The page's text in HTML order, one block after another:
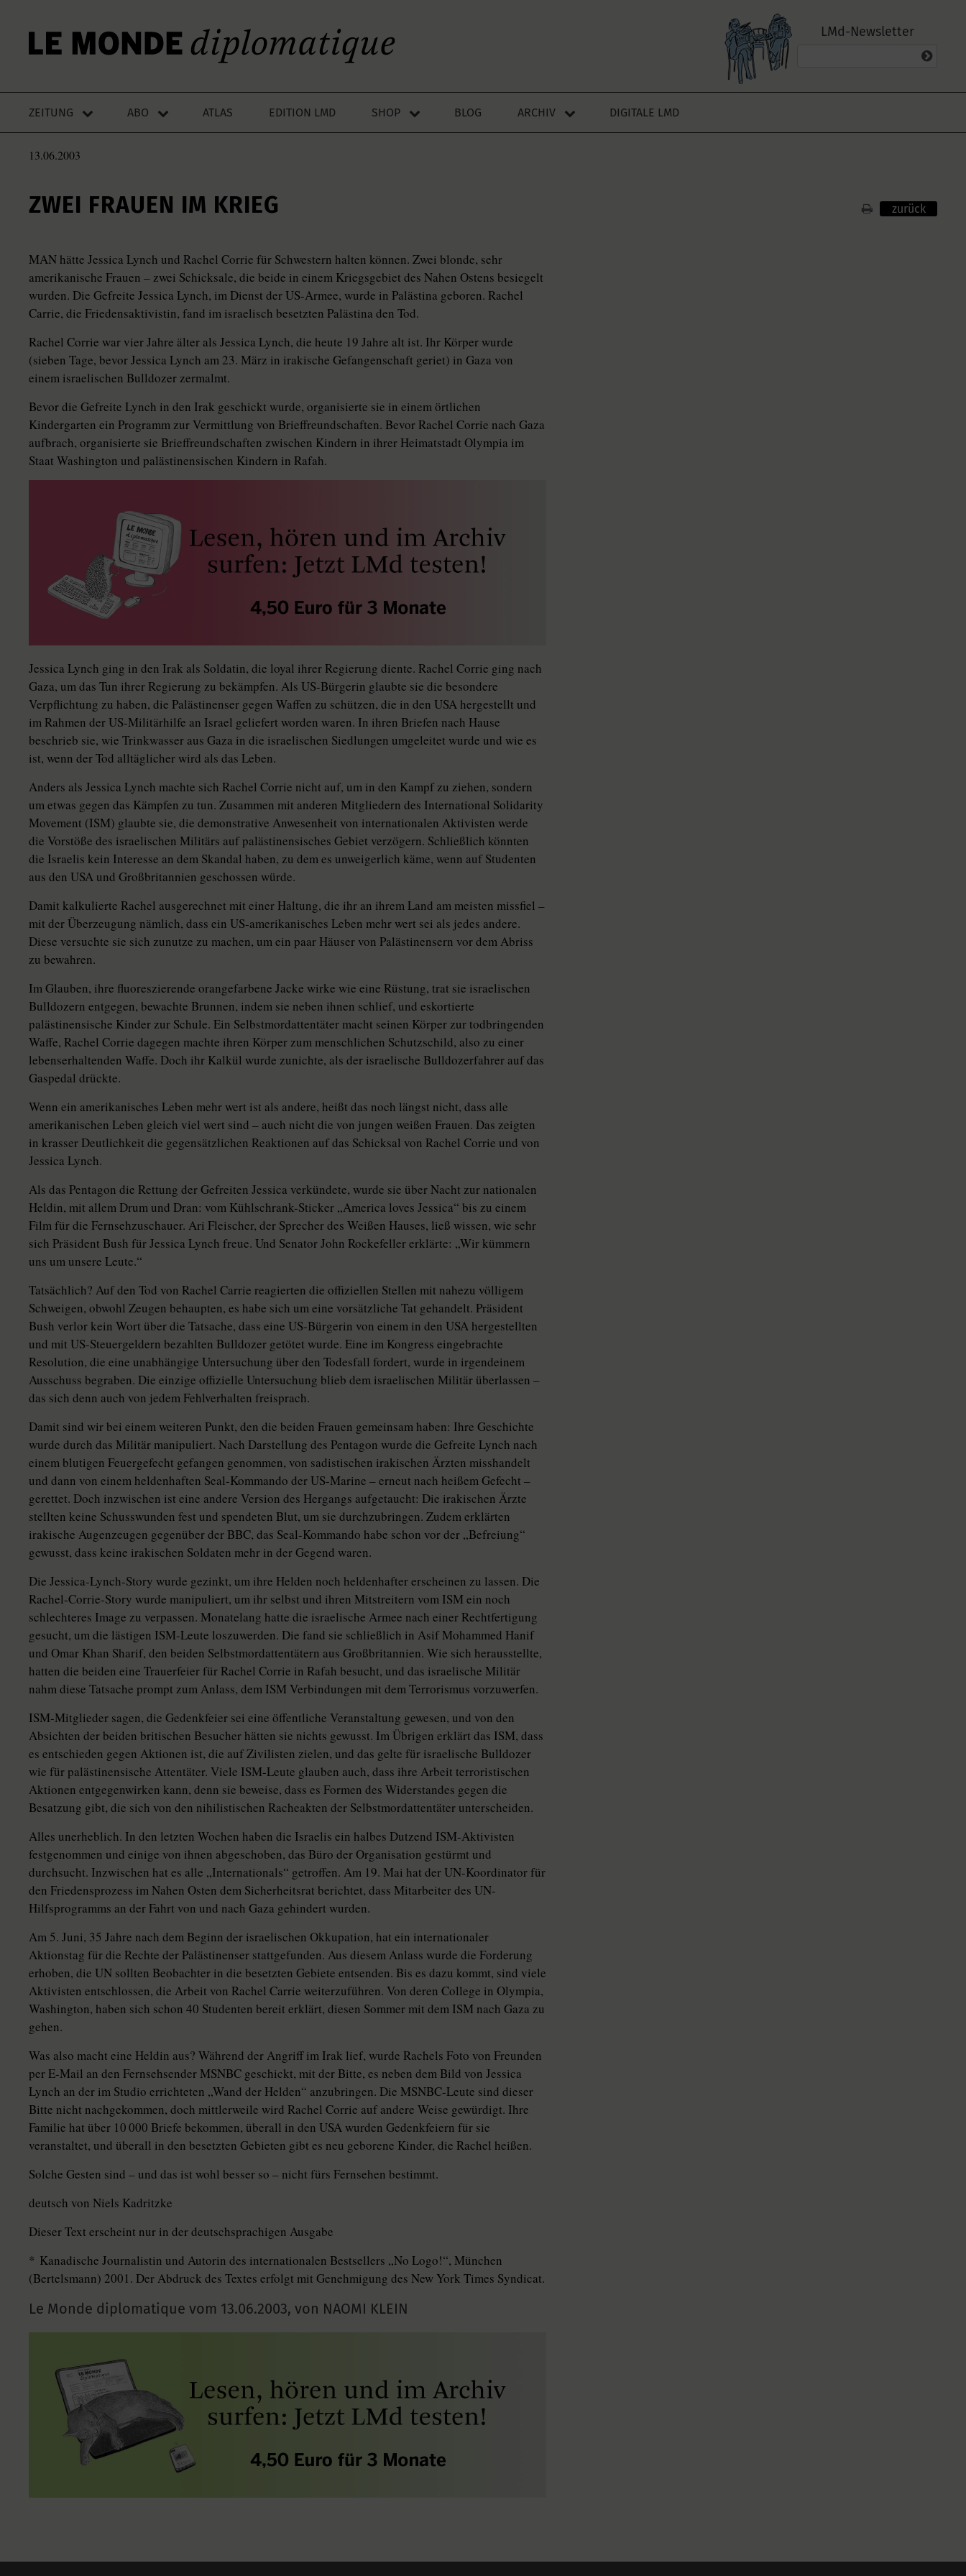
LMd-Newsletter
ZEITUNG ABO ATLAS EDITION LMD SHOP BLOG ARCHIV DIGITALE LMD
13.06.2003
ZWEI FRAUEN IM KRIEG zurück
MAN hätte Jessica Lynch und Rachel Corrie für Schwestern halten können. Zwei blonde, sehr
amerikanische Frauen – zwei Schicksale, die beide in einem Kriegsgebiet des Nahen Ostens besiegelt
wurden. Die Gefreite Jessica Lynch, im Dienst der US-Armee, wurde in Palästina geboren. Rachel
Carrie, die Friedensaktivistin, fand im israelisch besetzten Palästina den Tod.
Rachel Corrie war vier Jahre älter als Jessica Lynch, die heute 19 Jahre alt ist. Ihr Körper wurde
(sieben Tage, bevor Jessica Lynch am 23. März in irakische Gefangenschaft geriet) in Gaza von
einem israelischen Bulldozer zermalmt.
Bevor die Gefreite Lynch in den Irak geschickt wurde, organisierte sie in einem örtlichen
Kindergarten ein Programm zur Vermittlung von Brieffreundschaften. Bevor Rachel Corrie nach Gaza
aufbrach, organisierte sie Brieffreundschaften zwischen Kindern in ihrer Heimatstadt Olympia im
Staat Washington und palästinensischen Kindern in Rafah.
Jessica Lynch ging in den Irak als Soldatin, die loyal ihrer Regierung diente. Rachel Corrie ging nach
Gaza, um das Tun ihrer Regierung zu bekämpfen. Als US-Bürgerin glaubte sie die besondere
Verpflichtung zu haben, die Palästinenser gegen Waffen zu schützen, die in den USA hergestellt und
im Rahmen der US-Militärhilfe an Israel geliefert worden waren. In ihren Briefen nach Hause
beschrieb sie, wie Trinkwasser aus Gaza in die israelischen Siedlungen umgeleitet wurde und wie es
ist, wenn der Tod alltäglicher wird als das Leben.
Anders als Jessica Lynch machte sich Rachel Corrie nicht auf, um in den Kampf zu ziehen, sondern
um etwas gegen das Kämpfen zu tun. Zusammen mit anderen Mitgliedern des International Solidarity
Movement (ISM) glaubte sie, die demonstrative Anwesenheit von internationalen Aktivisten werde
die Vorstöße des israelischen Militärs auf palästinensisches Gebiet verzögern. Schließlich könnten
die Israelis kein Interesse an dem Skandal haben, zu dem es unweigerlich käme, wenn auf Studenten
aus den USA und Großbritannien geschossen würde.
Damit kalkulierte Rachel ausgerechnet mit einer Haltung, die ihr an ihrem Land am meisten missfiel –
mit der Überzeugung nämlich, dass ein US-amerikanisches Leben mehr wert sei als jedes andere.
Diese versuchte sie sich zunutze zu machen, um ein paar Häuser von Palästinensern vor dem Abriss
zu bewahren.
Im Glauben, ihre fluoreszierende orangefarbene Jacke wirke wie eine Rüstung, trat sie israelischen
Bulldozern entgegen, bewachte Brunnen, indem sie neben ihnen schlief, und eskortierte
palästinensische Kinder zur Schule. Ein Selbstmordattentäter macht seinen Körper zur todbringenden
Waffe, Rachel Corrie dagegen machte ihren Körper zum menschlichen Schutzschild, also zu einer
lebenserhaltenden Waffe. Doch ihr Kalkül wurde zunichte, als der israelische Bulldozerfahrer auf das
Gaspedal drückte.
Wenn ein amerikanisches Leben mehr wert ist als andere, heißt das noch längst nicht, dass alle
amerikanischen Leben gleich viel wert sind – auch nicht die von jungen weißen Frauen. Das zeigten
in krasser Deutlichkeit die gegensätzlichen Reaktionen auf das Schicksal von Rachel Corrie und von
Jessica Lynch.
Als das Pentagon die Rettung der Gefreiten Jessica verkündete, wurde sie über Nacht zur nationalen
Heldin, mit allem Drum und Dran: vom Kühlschrank-Sticker „America loves Jessica“ bis zu einem
Film für die Fernsehzuschauer. Ari Fleischer, der Sprecher des Weißen Hauses, ließ wissen, wie sehr
sich Präsident Bush für Jessica Lynch freue. Und Senator John Rockefeller erklärte: „Wir kümmern
uns um unsere Leute.“
Tatsächlich? Auf den Tod von Rachel Carrie reagierten die offiziellen Stellen mit nahezu völligem
Schweigen, obwohl Zeugen behaupten, es habe sich um eine vorsätzliche Tat gehandelt. Präsident
Bush verlor kein Wort über die Tatsache, dass eine US-Bürgerin von einem in den USA hergestellten
und mit US-Steuergeldern bezahlten Bulldozer getötet wurde. Eine im Kongress eingebrachte
Resolution, die eine unabhängige Untersuchung über den Todesfall fordert, wurde in irgendeinem
Ausschuss begraben. Die einzige offizielle Untersuchung blieb dem israelischen Militär überlassen –
das sich denn auch von jedem Fehlverhalten freisprach.
Damit sind wir bei einem weiteren Punkt, den die beiden Frauen gemeinsam haben: Ihre Geschichte
wurde durch das Militär manipuliert. Nach Darstellung des Pentagon wurde die Gefreite Lynch nach
einem blutigen Feuergefecht gefangen genommen, von sadistischen irakischen Ärzten misshandelt
und dann von einem heldenhaften Seal-Kommando der US-Marine – erneut nach heißem Gefecht –
gerettet. Doch inzwischen ist eine andere Version des Hergangs aufgetaucht: Die irakischen Ärzte
stellten keine Schusswunden fest und spendeten Blut, um sie durchzubringen. Zudem erklärten
irakische Augenzeugen gegenüber der BBC, das Seal-Kommando habe schon vor der „Befreiung“
gewusst, dass keine irakischen Soldaten mehr in der Gegend waren.
Die Jessica-Lynch-Story wurde gezinkt, um ihre Helden noch heldenhafter erscheinen zu lassen. Die
Rachel-Corrie-Story wurde manipuliert, um ihr selbst und ihren Mitstreitern vom ISM ein noch
schlechteres Image zu verpassen. Monatelang hatte die israelische Armee nach einer Rechtfertigung
gesucht, um die lästigen ISM-Leute loszuwerden. Die fand sie schließlich in Asif Mohammed Hanif
und Omar Khan Sharif, den beiden Selbstmordattentätern aus Großbritannien. Wie sich herausstellte,
hatten die beiden eine Trauerfeier für Rachel Corrie in Rafah besucht, und das israelische Militär
nahm diese Tatsache prompt zum Anlass, dem ISM Verbindungen mit dem Terrorismus vorzuwerfen.
ISM-Mitglieder sagen, die Gedenkfeier sei eine öffentliche Veranstaltung gewesen, und von den
Absichten der beiden britischen Besucher hätten sie nichts gewusst. Im Übrigen erklärt das ISM, dass
es entschieden gegen Aktionen ist, die auf Zivilisten zielen, und das gelte für israelische Bulldozer
wie für palästinensische Attentäter. Viele ISM-Leute glauben auch, dass ihre Arbeit terroristischen
Aktionen entgegenwirken kann, denn sie beweise, dass es Formen des Widerstandes gegen die
Besatzung gibt, die sich von den nihilistischen Racheakten der Selbstmordattentäter unterscheiden.
Alles unerheblich. In den letzten Wochen haben die Israelis ein halbes Dutzend ISM-Aktivisten
festgenommen und einige von ihnen abgeschoben, das Büro der Organisation gestürmt und
durchsucht. Inzwischen hat es alle „Internationals“ getroffen. Am 19. Mai hat der UN-Koordinator für
den Friedensprozess im Nahen Osten dem Sicherheitsrat berichtet, dass Mitarbeiter des UN-
Hilfsprogramms an der Fahrt von und nach Gaza gehindert wurden.
Am 5. Juni, 35 Jahre nach dem Beginn der israelischen Okkupation, hat ein internationaler
Aktionstag für die Rechte der Palästinenser stattgefunden. Aus diesem Anlass wurde die Forderung
erhoben, die UN sollten Beobachter in die besetzten Gebiete entsenden. Bis es dazu kommt, sind viele
Aktivisten entschlossen, die Arbeit von Rachel Carrie weiterzuführen. Von deren College in Olympia,
Washington, haben sich schon 40 Studenten bereit erklärt, diesen Sommer mit dem ISM nach Gaza zu
gehen.
Was also macht eine Heldin aus? Während der Angriff im Irak lief, wurde Rachels Foto von Freunden
per E-Mail an den Fernsehsender MSNBC geschickt, mit der Bitte, es neben dem Bild von Jessica
Lynch an der im Studio errichteten „Wand der Helden“ anzubringen. Die MSNBC-Leute sind dieser
Bitte nicht nachgekommen, doch mittlerweile wird Rachel Corrie auf andere Weise gewürdigt. Ihre
Familie hat über 10 000 Briefe bekommen, überall in den USA wurden Gedenkfeiern für sie
veranstaltet, und überall in den besetzten Gebieten gibt es neu geborene Kinder, die Rachel heißen.
Solche Gesten sind – und das ist wohl besser so – nicht fürs Fernsehen bestimmt.
deutsch von Niels Kadritzke
Dieser Text erscheint nur in der deutschsprachigen Ausgabe
* Kanadische Journalistin und Autorin des internationalen Bestsellers „No Logo!“, München
(Bertelsmann) 2001. Der Abdruck des Textes erfolgt mit Genehmigung des New York Times Syndicat.
Le Monde diplomatique vom 13.06.2003, von NAOMI KLEIN